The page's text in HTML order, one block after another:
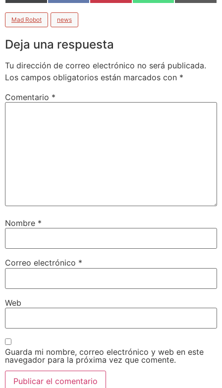
(Twitter)
Mad Robot news
Deja una respuesta
Tu dirección de correo electrónico no será publicada.
Los campos obligatorios están marcados con *
Comentario *
Nombre *
Correo electrónico *
Web
Guarda mi nombre, correo electrónico y web en este
navegador para la próxima vez que comente.